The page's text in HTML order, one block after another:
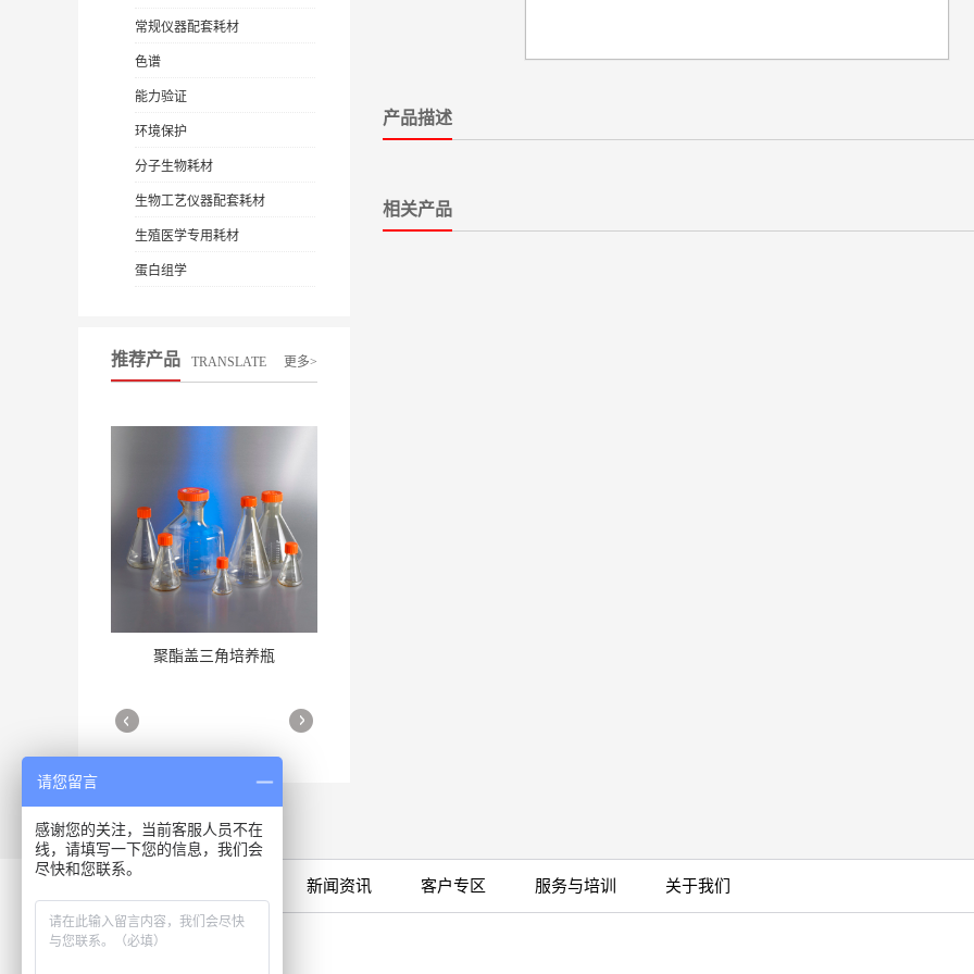
常规仪器配套耗材
色谱
能力验证
环境保护
分子生物耗材
生物工艺仪器配套耗材
生殖医学专用耗材
蛋白组学
推荐产品 TRANSLATE 更多>
聚酯盖三角培养瓶
More
产品描述
相关产品
新闻资讯 客户专区 服务与培训 关于我们
咨询专线
请您留言
感谢您的关注，当前客服人员不在
线，请填写一下您的信息，我们会
尽快和您联系。